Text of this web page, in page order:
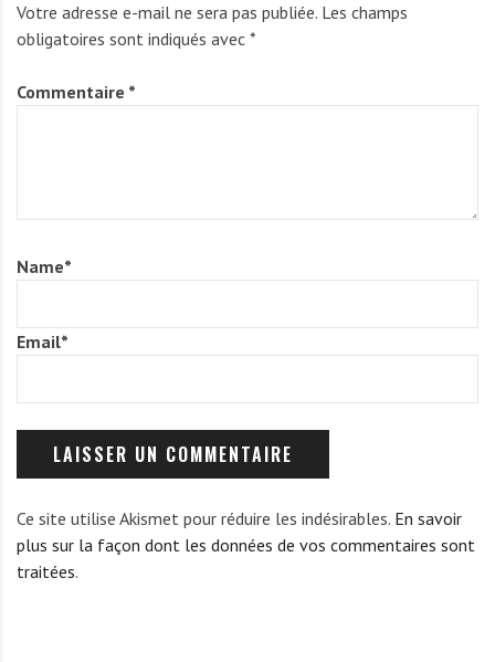
Votre adresse e-mail ne sera pas publiée. Les champs
obligatoires sont indiqués avec *
Commentaire *
Name*
Email*
Ce site utilise Akismet pour réduire les indésirables. En savoir
plus sur la façon dont les données de vos commentaires sont
traitées.